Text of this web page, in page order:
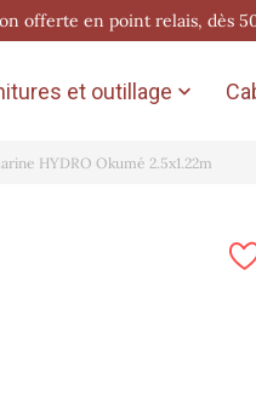
offerte en point relais, dès
et outillage 
HYDRO Okumé 2.5x1.22m